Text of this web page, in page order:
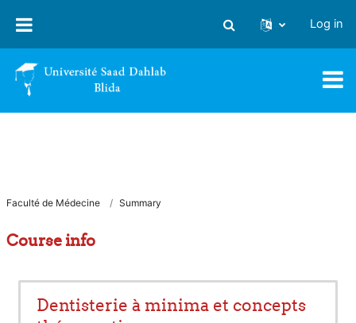
Toggle search input
Log in
Faculté de Médecine Summary
Course info
Dentisterie à minima et concepts